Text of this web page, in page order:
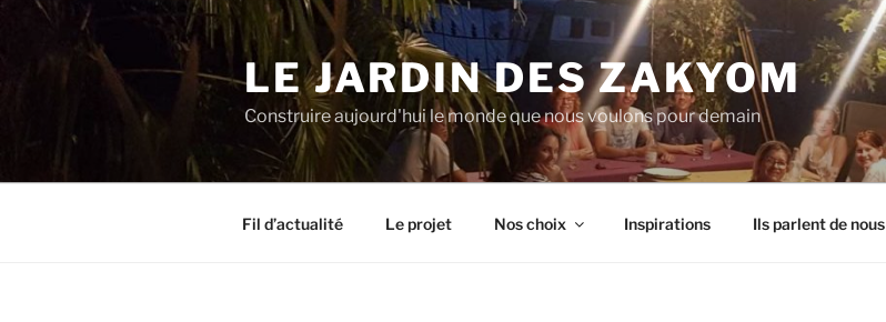
Aller
LE JARDIN DES ZAKYOM
Construire aujourd'hui le monde que nous voulons pour demain
Fil d’actualité Le projet Nos choix Inspirations Ils parlent de nous